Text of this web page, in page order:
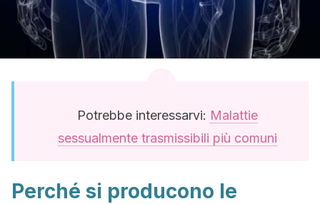
Potrebbe interessarvi: Malattie
sessualmente trasmissibili più comuni
Perché si producono le